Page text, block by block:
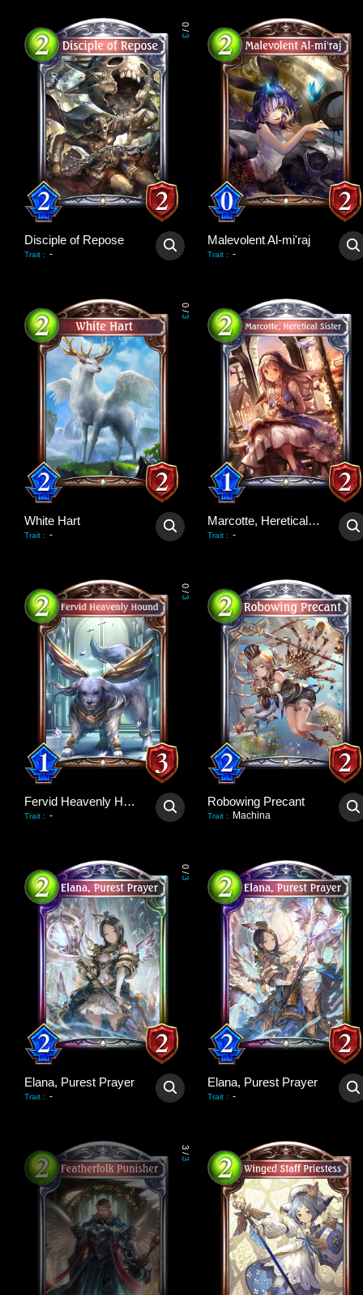
0
/
3
Disciple of Repose
Trait : -
Malevolent Al-mi'raj
Trait : -
0
/
3
White Hart
Trait : -
Marcotte, Heretical Sister
Trait : -
0
/
3
Fervid Heavenly Hound
Trait : -
Robowing Precant
Trait : Machina
0
/
3
Elana, Purest Prayer
Trait : -
Elana, Purest Prayer
Trait : -
3
/
3